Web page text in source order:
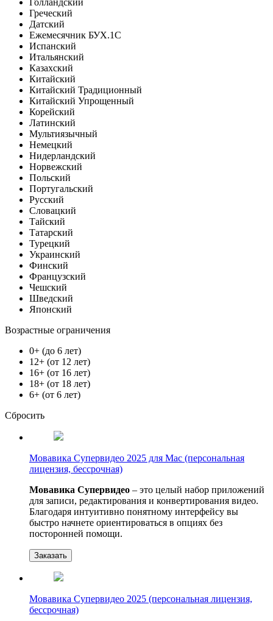
Греческий
Датский
Ежемесячник БУХ.1С
Испанский
Итальянский
Казахский
Китайский
Китайский Традиционный
Китайский Упрощенный
Корейский
Латинский
Мультиязычный
Немецкий
Нидерландский
Норвежский
Польский
Португальский
Русский
Словацкий
Тайский
Татарский
Турецкий
Украинский
Финский
Французский
Чешский
Шведский
Японский
Возрастные ограничения
0+ (до 6 лет)
12+ (от 12 лет)
16+ (от 16 лет)
18+ (от 18 лет)
6+ (от 6 лет)
Сбросить
Мовавика Супервидео 2025 для Мас (персональная
лицензия, бессрочная)
Мовавика Супервидео – это целый набор приложений
для записи, редактирования и конвертирования видео.
Благодаря интуитивно понятному интерфейсу вы
быстро начнете ориентироваться в опциях без
посторонней помощи.
Заказать
Мовавика Супервидео 2025 (персональная лицензия,
бессрочная)